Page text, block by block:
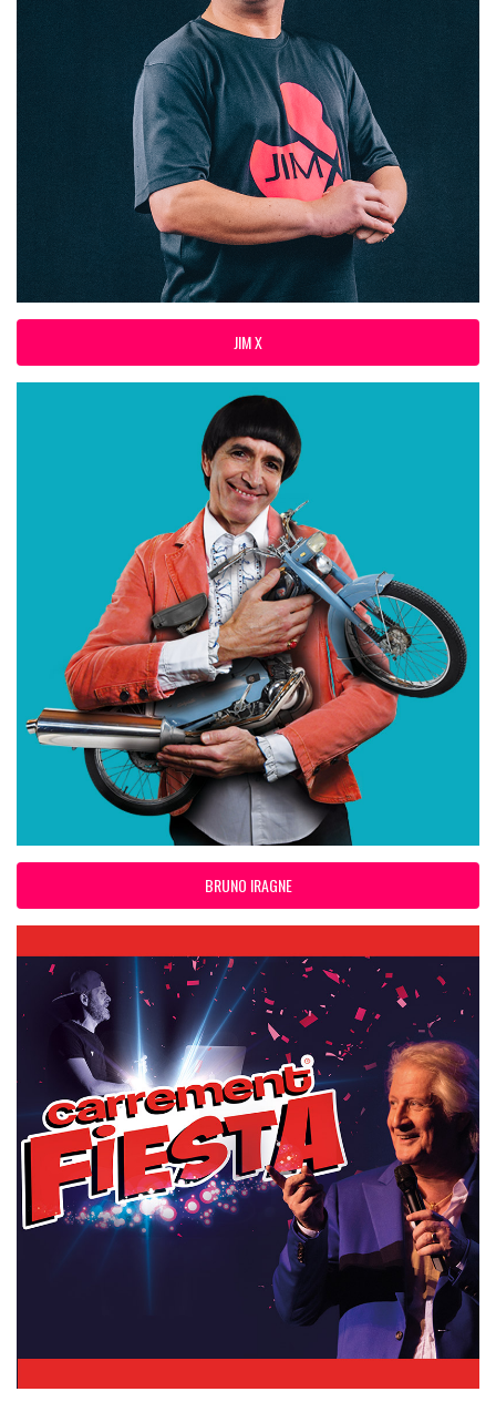
JIM X
BRUNO IRAGNE